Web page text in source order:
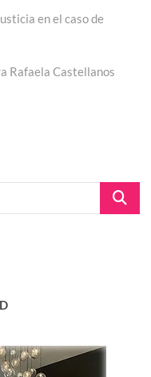
en el caso de
Rafaela Castellanos
Buscar